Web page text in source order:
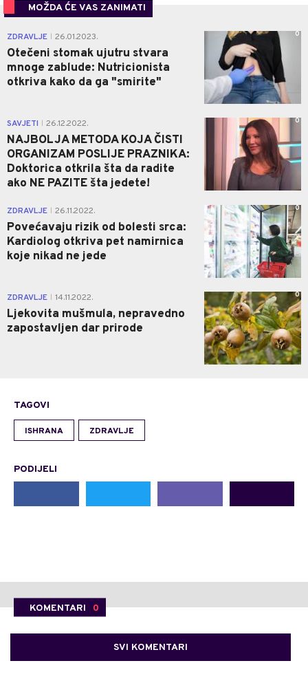
MOŽDA ĆE VAS ZANIMATI
ZDRAVLJE 26.01.2023.
Otečeni stomak ujutru stvara
mnoge zablude: Nutricionista
otkriva kako da ga "smirite"
0
SAVJETI 26.12.2022.
NAJBOLJA METODA KOJA ČISTI
ORGANIZAM POSLIJE PRAZNIKA:
Doktorica otkrila šta da radite
ako NE PAZITE šta jedete!
0
ZDRAVLJE 26.11.2022.
Povećavaju rizik od bolesti srca:
Kardiolog otkriva pet namirnica
koje nikad ne jede
0
ZDRAVLJE 14.11.2022.
Ljekovita mušmula, nepravedno
zapostavljen dar prirode
0
TAGOVI
ISHRANA ZDRAVLJE
PODIJELI
KOMENTARI 0
SVI KOMENTARI